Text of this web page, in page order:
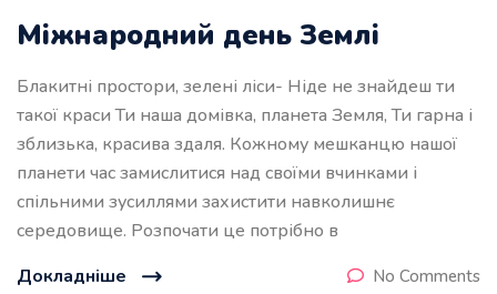
Міжнародний день Землі
Блакитні простори, зелені ліси- Ніде не знайдеш ти
такої краси Ти наша домівка, планета Земля, Ти гарна і
зблизька, красива здаля. Кожному мешканцю нашої
планети час замислитися над своїми вчинками і
спільними зусиллями захистити навколишнє
середовище. Розпочати це потрібно в
Докладніше
No Comments